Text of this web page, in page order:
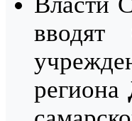
вводят
региона